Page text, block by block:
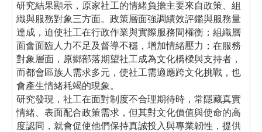
研究結果顯示，原家社工的情緒負擔主要來自政策、組
織與服務對象三方面。政策層面強調績效評鑑與服務量
達成，迫使社工在行政作業與實際服務間權衡；組織層
面會面臨人力不足及督導不穩，增加情緒壓力；在服務
對象層面，原鄉部落期望社工成為文化橋樑與支持者，
而都會區族人需求多元，使社工需適應跨文化挑戰，也
會產生情緒耗竭的現象。
研究發現，社工在面對制度不合理期待時，常隱藏真實
情緒、表面配合政策需求，但其對文化價值與使命的高
度認同，就會促使他們保持真誠投入與專業韌性，提供